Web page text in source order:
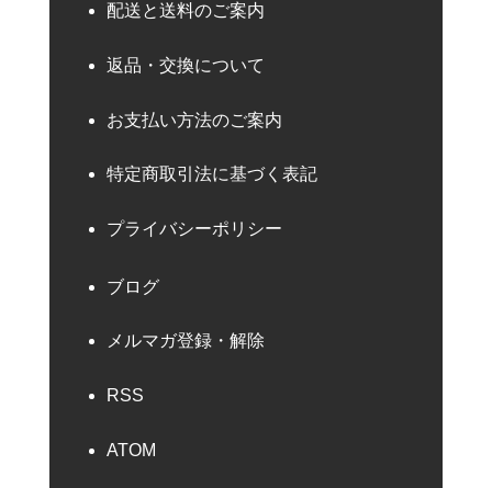
配送と送料のご案内
返品・交換について
お支払い方法のご案内
特定商取引法に基づく表記
プライバシーポリシー
ブログ
メルマガ登録・解除
RSS
ATOM